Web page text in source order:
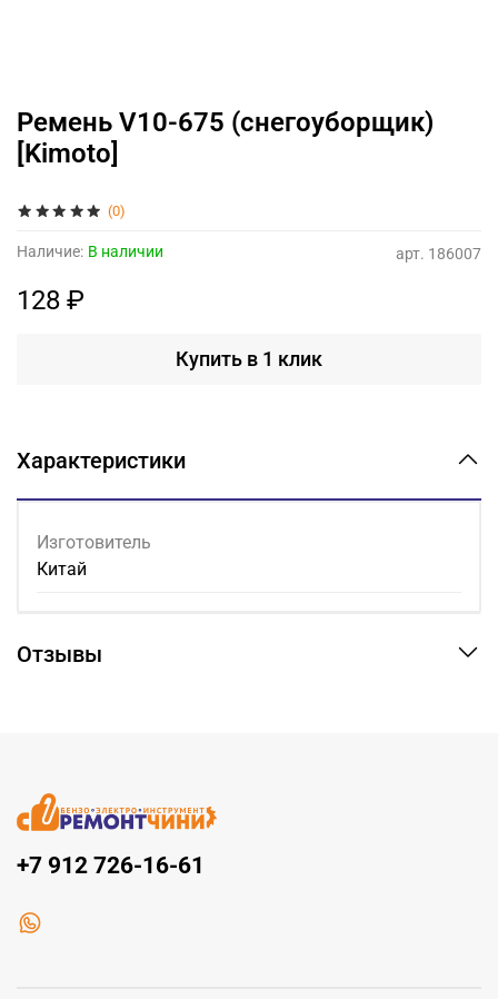
(0)
арт. 186007
Наличие: В наличии
Ремень V10-675 (снегоуборщик)
[Kimoto]
128 ₽
Купить в 1 клик
Характеристики
Изготовитель
Китай
Отзывы
+7 912 726-16-61